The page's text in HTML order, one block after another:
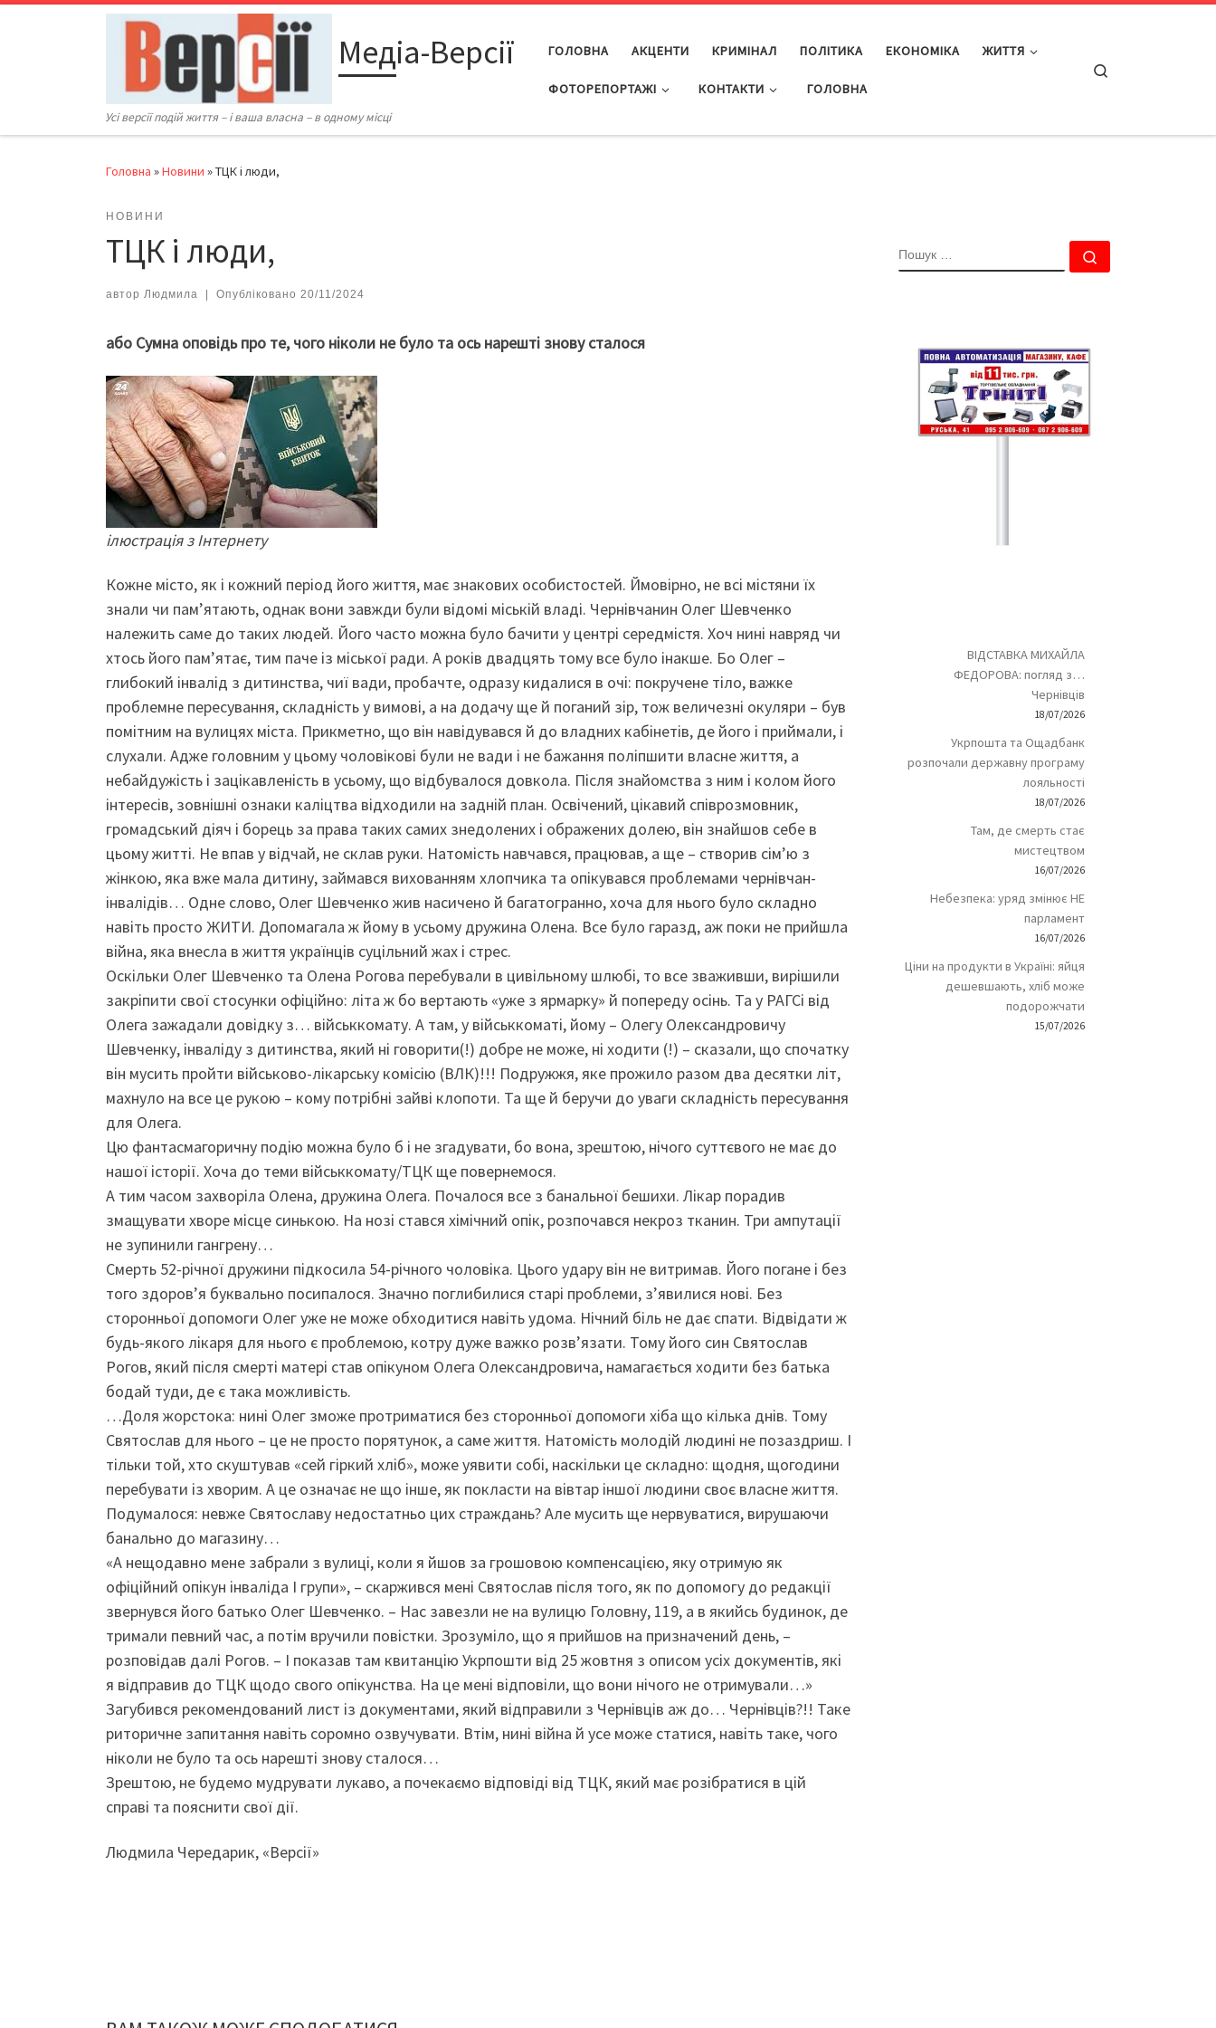
Перейти до вмісту
Медіа-Версії
Усі версії подій життя – і ваша власна – в одному місці
ГОЛОВНА АКЦЕНТИ КРИМІНАЛ ПОЛІТИКА ЕКОНОМІКА ЖИТТЯ
ФОТОРЕПОРТАЖІ КОНТАКТИ ГОЛОВНА
Головна »Новини »ТЦК і люди,
НОВИНИ
ТЦК і люди,
автор Людмила Опубліковано 20/11/2024
або Сумна оповідь про те, чого ніколи не було та ось нарешті знову сталося
ілюстрація з Інтернету
Кожне місто, як і кожний період його життя, має знакових особистостей. Ймовірно, не всі містяни їх
знали чи пам’ятають, однак вони завжди були відомі міській владі. Чернівчанин Олег Шевченко
належить саме до таких людей. Його часто можна було бачити у центрі середмістя. Хоч нині навряд чи
хтось його пам’ятає, тим паче із міської ради. А років двадцять тому все було інакше. Бо Олег –
глибокий інвалід з дитинства, чиї вади, пробачте, одразу кидалися в очі: покручене тіло, важке
проблемне пересування, складність у вимові, а на додачу ще й поганий зір, тож величезні окуляри – був
помітним на вулицях міста. Прикметно, що він навідувався й до владних кабінетів, де його і приймали, і
слухали. Адже головним у цьому чоловікові були не вади і не бажання поліпшити власне життя, а
небайдужість і зацікавленість в усьому, що відбувалося довкола. Після знайомства з ним і колом його
інтересів, зовнішні ознаки каліцтва відходили на задній план. Освічений, цікавий співрозмовник,
громадський діяч і борець за права таких самих знедолених і ображених долею, він знайшов себе в
цьому житті. Не впав у відчай, не склав руки. Натомість навчався, працював, а ще – створив сім’ю з
жінкою, яка вже мала дитину, займався вихованням хлопчика та опікувався проблемами чернівчан-
інвалідів… Одне слово, Олег Шевченко жив насичено й багатогранно, хоча для нього було складно
навіть просто ЖИТИ. Допомагала ж йому в усьому дружина Олена. Все було гаразд, аж поки не прийшла
війна, яка внесла в життя українців суцільний жах і стрес.
Оскільки Олег Шевченко та Олена Рогова перебували в цивільному шлюбі, то все зваживши, вирішили
закріпити свої стосунки офіційно: літа ж бо вертають «уже з ярмарку» й попереду осінь. Та у РАГСі від
Олега зажадали довідку з… військкомату. А там, у військкоматі, йому – Олегу Олександровичу
Шевченку, інваліду з дитинства, який ні говорити(!) добре не може, ні ходити (!) – сказали, що спочатку
він мусить пройти військово-лікарську комісію (ВЛК)!!! Подружжя, яке прожило разом два десятки літ,
махнуло на все це рукою – кому потрібні зайві клопоти. Та ще й беручи до уваги складність пересування
для Олега.
Цю фантасмагоричну подію можна було б і не згадувати, бо вона, зрештою, нічого суттєвого не має до
нашої історії. Хоча до теми військкомату/ТЦК ще повернемося.
А тим часом захворіла Олена, дружина Олега. Почалося все з банальної бешихи. Лікар порадив
змащувати хворе місце синькою. На нозі стався хімічний опік, розпочався некроз тканин. Три ампутації
не зупинили гангрену…
Смерть 52-річної дружини підкосила 54-річного чоловіка. Цього удару він не витримав. Його погане і без
того здоров’я буквально посипалося. Значно поглибилися старі проблеми, з’явилися нові. Без
сторонньої допомоги Олег уже не може обходитися навіть удома. Нічний біль не дає спати. Відвідати ж
будь-якого лікаря для нього є проблемою, котру дуже важко розв’язати. Тому його син Святослав
Рогов, який після смерті матері став опікуном Олега Олександровича, намагається ходити без батька
бодай туди, де є така можливість.
…Доля жорстока: нині Олег зможе протриматися без сторонньої допомоги хіба що кілька днів. Тому
Святослав для нього – це не просто порятунок, а саме життя. Натомість молодій людині не позаздриш. І
тільки той, хто скуштував «сей гіркий хліб», може уявити собі, наскільки це складно: щодня, щогодини
перебувати із хворим. А це означає не що інше, як покласти на вівтар іншої людини своє власне життя.
Подумалося: невже Святославу недостатньо цих страждань? Але мусить ще нервуватися, вирушаючи
банально до магазину…
«А нещодавно мене забрали з вулиці, коли я йшов за грошовою компенсацією, яку отримую як
офіційний опікун інваліда І групи», – скаржився мені Святослав після того, як по допомогу до редакції
звернувся його батько Олег Шевченко. – Нас завезли не на вулицю Головну, 119, а в якийсь будинок, де
тримали певний час, а потім вручили повістки. Зрозуміло, що я прийшов на призначений день, –
розповідав далі Рогов. – І показав там квитанцію Укрпошти від 25 жовтня з описом усіх документів, які
я відправив до ТЦК щодо свого опікунства. На це мені відповіли, що вони нічого не отримували…»
Загубився рекомендований лист із документами, який відправили з Чернівців аж до… Чернівців?!! Таке
риторичне запитання навіть соромно озвучувати. Втім, нині війна й усе може статися, навіть таке, чого
ніколи не було та ось нарешті знову сталося…
Зрештою, не будемо мудрувати лукаво, а почекаємо відповіді від ТЦК, який має розібратися в цій
справі та пояснити свої дії.
Людмила Чередарик, «Версії»
ПОШУК
ВІДСТАВКА МИХАЙЛА
ФЕДОРОВА: погляд з…
Чернівців
18/07/2026
Укрпошта та Ощадбанк
розпочали державну програму
лояльності
18/07/2026
Там, де смерть стає
мистецтвом
16/07/2026
Небезпека: уряд змінює НЕ
парламент
16/07/2026
Ціни на продукти в Україні: яйця
дешевшають, хліб може
подорожчати
15/07/2026